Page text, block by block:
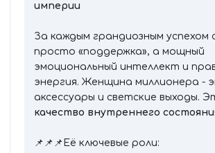
империи
За каждым грандиозным успехом
просто «поддержка», а мощный
эмоциональный интеллект и
энергия. Женщина миллионера -
аксессуары и светские выходы.
качество внутреннего
📌📌📌Её ключевые роли: